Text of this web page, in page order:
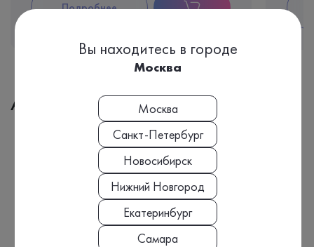
Подробнее
Адреса медицинских офисов
Вы находитесь в городе
Москва
Москва
Санкт-Петербург
Новосибирск
Нижний Новгород
Екатеринбург
Самара